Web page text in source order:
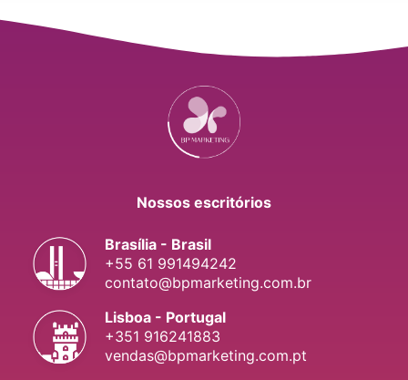
Nossos escritórios
Brasília - Brasil
+55 61 991494242
contato@bpmarketing.com.br
Lisboa - Portugal
+351 916241883
vendas@bpmarketing.com.pt